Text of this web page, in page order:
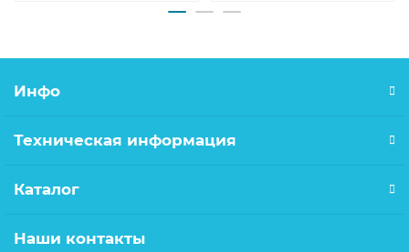
Инфо
Техническая информация
Каталог
Наши контакты